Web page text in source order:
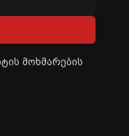
მოხმარების